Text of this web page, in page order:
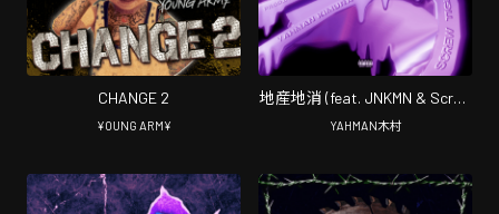
CHANGE 2
¥OUNG ARM¥
地産地消 (feat. JNKMN & Screw
Tight Clicc)
YAHMAN木村